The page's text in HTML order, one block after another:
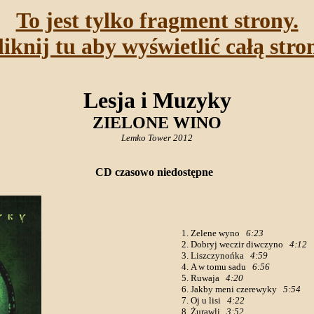
To jest tylko fragment strony.
tu aby wyświetlić całą
Lesja i Muzyky
ZIELONE WINO
Lemko Tower 2012
CD czasowo niedostępne
Zelene wyno 6:23
Dobryj weczir diwczyno 4:12
Liszczynońka 4:59
A w tomu sadu 6:56
Ruwaja 4:20
Jakby meni czerewyky 5:54
Oj u lisi 4:22
Żurawli 3:52